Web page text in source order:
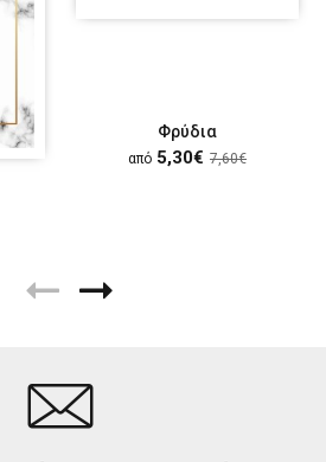
Φρύδια
από 5,30€ 7,60€